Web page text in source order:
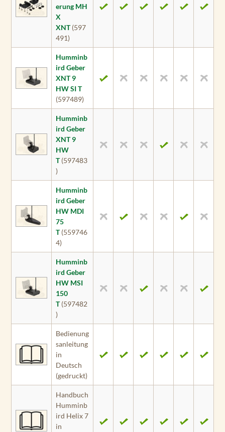
erung MH
X
XNT(597
491)
Humminb
ird Geber
XNT 9
HW SI T
(597489)
Humminb
ird Geber
XNT 9
HW
T(597483
)
Humminb
ird Geber
HW MDI
75
T(559746
4)
Humminb
ird Geber
HW MSI
150
T(597482
)
Bedienung
sanleitung
in
Deutsch
(gedruckt)
Handbuch
Humminb
ird Helix 7
in